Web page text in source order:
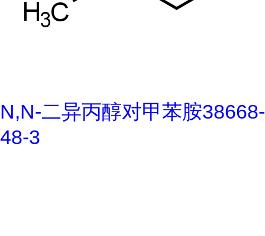
N,N-二异丙醇对甲苯胺38668-
48-3